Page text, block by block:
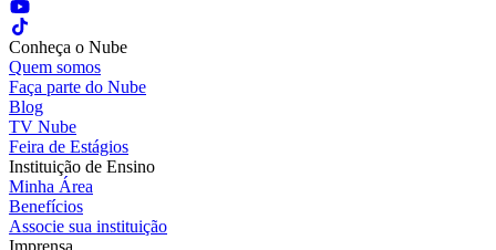
Conheça o Nube
Quem somos
Faça parte do Nube
Blog
TV Nube
Feira de Estágios
Instituição de Ensino
Minha Área
Benefícios
Associe sua instituição
Imprensa